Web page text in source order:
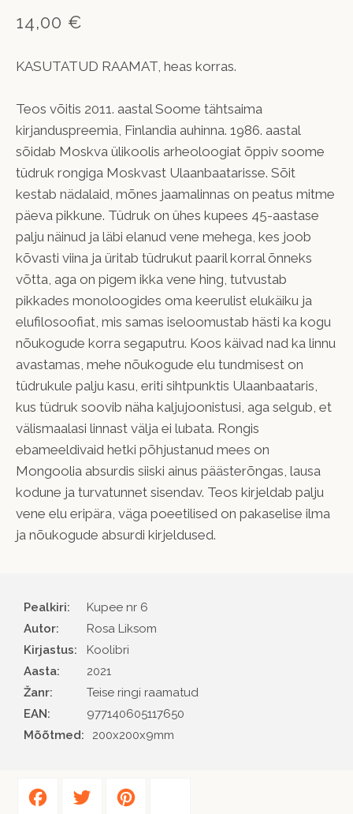
14,00 €
KASUTATUD RAAMAT, heas korras.
Teos võitis 2011. aastal Soome tähtsaima
kirjanduspreemia, Finlandia auhinna. 1986. aastal
sõidab Moskva ülikoolis arheoloogiat õppiv soome
tüdruk rongiga Moskvast Ulaanbaatarisse. Sõit
kestab nädalaid, mõnes jaamalinnas on peatus mitme
päeva pikkune. Tüdruk on ühes kupees 45-aastase
palju näinud ja läbi elanud vene mehega, kes joob
kõvasti viina ja üritab tüdrukut paaril korral õnneks
võtta, aga on pigem ikka vene hing, tutvustab
pikkades monoloogides oma keerulist elukäiku ja
elufilosoofiat, mis samas iseloomustab hästi ka kogu
nõukogude korra segaputru. Koos käivad nad ka linnu
avastamas, mehe nõukogude elu tundmisest on
tüdrukule palju kasu, eriti sihtpunktis Ulaanbaataris,
kus tüdruk soovib näha kaljujoonistusi, aga selgub, et
välismaalasi linnast välja ei lubata. Rongis
ebameeldivaid hetki põhjustanud mees on
Mongoolia absurdis siiski ainus päästerõngas, lausa
kodune ja turvatunnet sisendav. Teos kirjeldab palju
vene elu eripära, väga poeetilised on pakaselise ilma
ja nõukogude absurdi kirjeldused.
Pealkiri:
Kupee nr 6
Autor
Rosa Liksom
Kirjastus
Koolibri
Aasta
2021
Žanr
Teise ringi raamatud
EAN
977140605117650
Mõõtmed:
200x200x9mm